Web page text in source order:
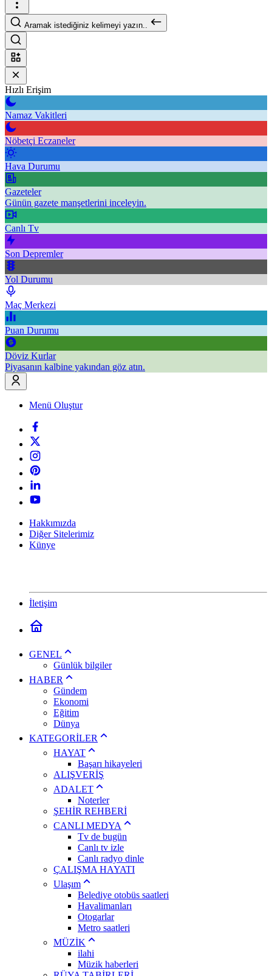
Aramak istediğiniz kelimeyi yazın..
Hızlı Erişim
Namaz Vakitleri
Nöbetçi Eczaneler
Hava Durumu
Gazeteler
Günün gazete manşetlerini inceleyin.
Canlı Tv
Son Depremler
Yol Durumu
Maç Merkezi
Puan Durumu
Döviz Kurlar
Piyasanın kalbine yakından göz atın.
Menü Oluştur
Hakkımızda
Diğer Sitelerimiz
Künye
İletişim
GENEL
Günlük bilgiler
HABER
Gündem
Ekonomi
Eğitim
Dünya
KATEGORİLER
HAYAT
Başarı hikayeleri
ALIŞVERİŞ
ADALET
Noterler
ŞEHİR REHBERİ
CANLI MEDYA
Tv de bugün
Canlı tv izle
Canlı radyo dinle
ÇALIŞMA HAYATI
Ulaşım
Belediye otobüs saatleri
Havalimanları
Otogarlar
Metro saatleri
MÜZİK
ilahi
Müzik haberleri